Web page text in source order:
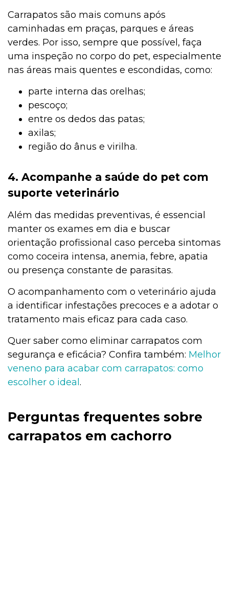
Carrapatos são mais comuns após
caminhadas em praças, parques e áreas
verdes. Por isso, sempre que possível, faça
uma inspeção no corpo do pet, especialmente
nas áreas mais quentes e escondidas, como:
parte interna das orelhas;
pescoço;
entre os dedos das patas;
axilas;
região do ânus e virilha.
4. Acompanhe a saúde do pet com
suporte veterinário
Além das medidas preventivas, é essencial
manter os exames em dia e buscar
orientação profissional caso perceba sintomas
como coceira intensa, anemia, febre, apatia
ou presença constante de parasitas.
O acompanhamento com o veterinário ajuda
a identificar infestações precoces e a adotar o
tratamento mais eficaz para cada caso.
Quer saber como eliminar carrapatos com
segurança e eficácia? Confira também: Melhor
veneno para acabar com carrapatos: como
escolher o ideal .
Perguntas frequentes sobre
carrapatos em cachorro